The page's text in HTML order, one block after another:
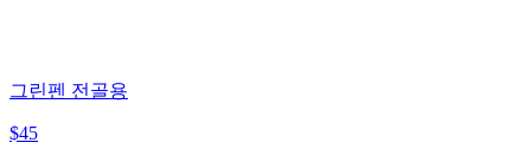
그린펜 전골용
$45